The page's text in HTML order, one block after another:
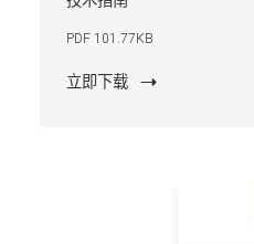
PDF 101.77KB
立即下载